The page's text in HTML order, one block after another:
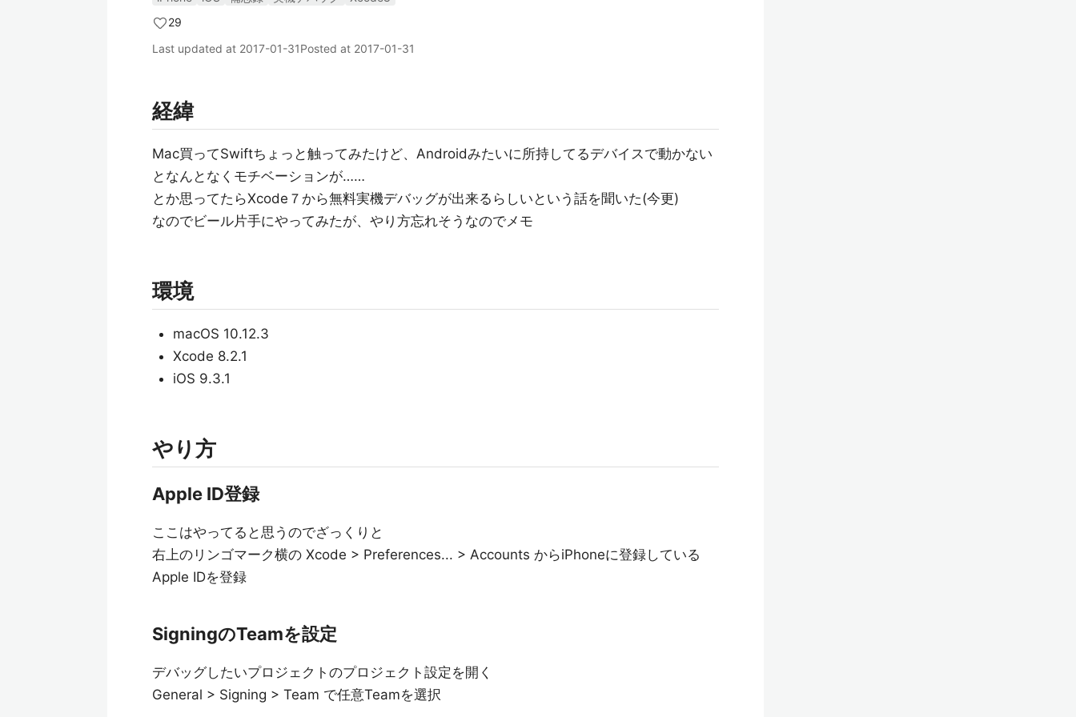
29
Last updated at 2017-01-31Posted at 2017-01-31
経緯
Mac買ってSwiftちょっと触ってみたけど、Androidみたいに所持してるデバイスで動かない
となんとなくモチベーションが……
とか思ってたらXcode７から無料実機デバッグが出来るらしいという話を聞いた(今更)
なのでビール片手にやってみたが、やり方忘れそうなのでメモ
環境
macOS 10.12.3
Xcode 8.2.1
iOS 9.3.1
やり方
Apple ID登録
ここはやってると思うのでざっくりと
右上のリンゴマーク横の Xcode > Preferences... > Accounts からiPhoneに登録している
Apple IDを登録
SigningのTeamを設定
デバッグしたいプロジェクトのプロジェクト設定を開く
General > Signing > Team で任意Teamを選択